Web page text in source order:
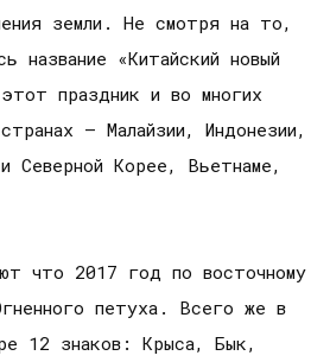
земли. Не смотря на то,
название «Китайский новый
праздник и во многих
— Малайзии, Индонезии,
Северной Корее, Вьетнаме,
что 2017 год по восточному
петуха. Всего же в
12 знаков: Крыса, Бык,